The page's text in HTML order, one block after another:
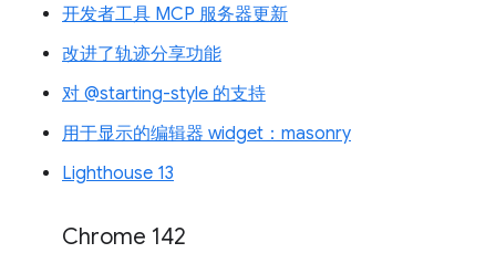
开发者工具 MCP 服务器更新
改进了轨迹分享功能
对 @starting-style 的支持
用于显示的编辑器 widget：masonry
Lighthouse 13
Chrome 142